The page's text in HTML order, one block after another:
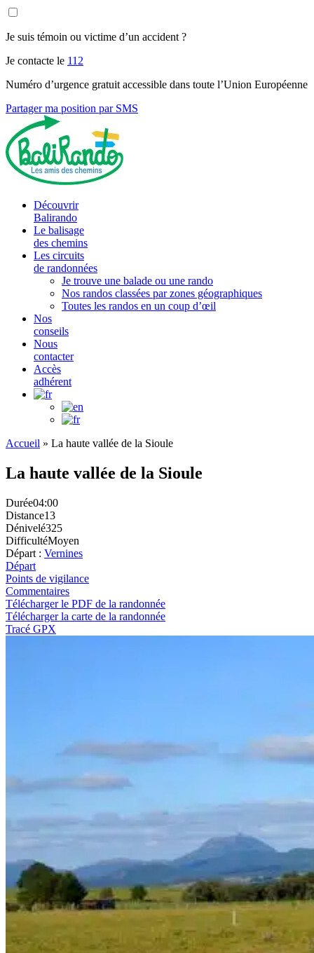
Je suis témoin ou victime d’un accident ?
Je contacte le 112
Numéro d’urgence gratuit accessible dans toute l’Union Européenne
Partager ma position par SMS
Découvrir
Balirando
Le balisage
des chemins
Les circuits
de randonnées
Je trouve une balade ou une rando
Nos randos classées par zones géographiques
Toutes les randos en un coup d’œil
Nos
conseils
Nous
contacter
Accès
adhérent
Accueil » La haute vallée de la Sioule
La haute vallée de la Sioule
Durée04:00
Distance13
Dénivelé325
DifficultéMoyen
Départ : Vernines
Départ
Points de vigilance
Commentaires
Télécharger le PDF de la randonnée
Télécharger la carte de la randonnée
Tracé GPX